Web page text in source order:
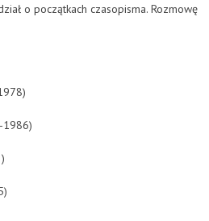
o początkach czasopisma. Rozmowę
1986)